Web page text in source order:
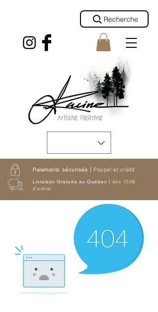
Paiements sécurisés | Paypal et crédit
Livraison Gratuite au Québec | dès 150$
d'achat
Recherche